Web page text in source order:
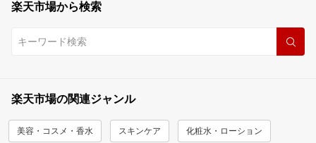
楽天市場から検索
楽天市場の関連ジャンル
美容・コスメ・香水 スキンケア 化粧水・ローション